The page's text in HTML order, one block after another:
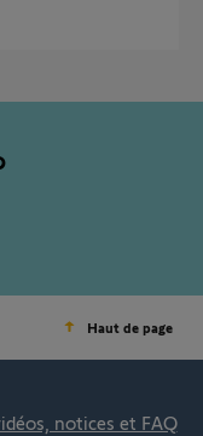
Haut de page
notices et FAQ